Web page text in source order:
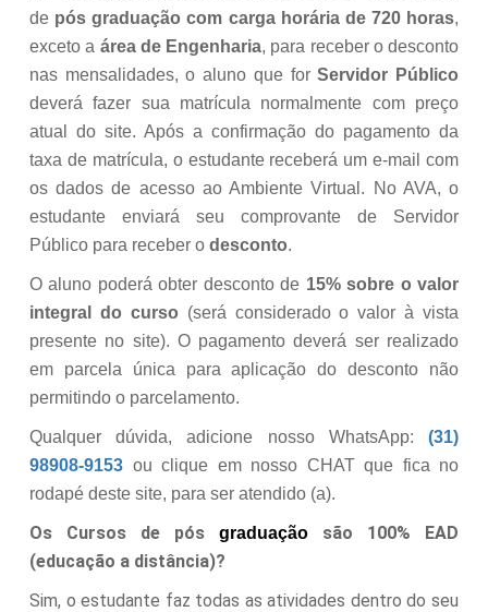
de pós graduação com carga horária de 720 horas,
exceto a área de Engenharia, para receber o desconto
nas mensalidades, o aluno que forServidor Público
deverá fazer sua matrícula normalmente com preço
atual do site. Após a confirmação do pagamento da
taxa de matrícula, o estudante receberá um e-mail com
os dados de acesso ao Ambiente Virtual. No AVA, o
estudante enviará seu comprovante de Servidor
Público para receber o desconto.
O aluno poderá obter desconto de 15% sobre o valor
integral do curso (será considerado o valor à vista
presente no site). O pagamento deverá ser realizado
em parcela única para aplicação do desconto não
permitindo o parcelamento.
Qualquer dúvida, adicione nosso WhatsApp: (31)
98908-9153 ou clique em nosso CHAT que fica no
rodapé deste site, para ser atendido (a).
Os Cursos de pós graduação são 100% EAD
(educação a distância)?
Sim, o estudante faz todas as atividades dentro do seu